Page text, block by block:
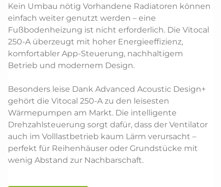
Kein Umbau nötig Vorhandene Radiatoren können
einfach weiter genutzt werden – eine
Fußbodenheizung ist nicht erforderlich. Die Vitocal
250-A überzeugt mit hoher Energieeffizienz,
komfortabler App-Steuerung, nachhaltigem
Betrieb und modernem Design.
Besonders leise Dank Advanced Acoustic Design+
gehört die Vitocal 250-A zu den leisesten
Wärmepumpen am Markt. Die intelligente
Drehzahlsteuerung sorgt dafür, dass der Ventilator
auch im Volllastbetrieb kaum Lärm verursacht –
perfekt für Reihenhäuser oder Grundstücke mit
wenig Abstand zur Nachbarschaft.